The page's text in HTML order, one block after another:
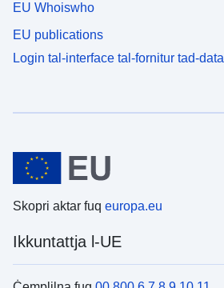
EU Whoiswho
EU publications
Login tal-interface tal-fornitur tad-data
Skopri aktar fuq europa.eu
Ikkuntattja l-UE